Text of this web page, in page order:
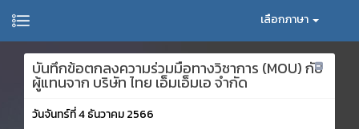
เลือกภาษา
บันทึกข้อตกลงความร่วมมือทางวิชาการ (MOU) กับ
ผู้แทนจาก บริษัท ไทย เอ็มเอ็มเอ จำกัด
วันจันทร์ที่ 4 ธันวาคม 2566